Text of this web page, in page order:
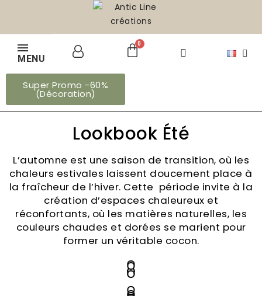
MENU
Super Promo -60%
(Décoration)
Lookbook Été
L’automne est une saison de transition, où les
chaleurs estivales laissent doucement place à
la fraîcheur de l’hiver. Cette période invite à la
création d’espaces chaleureux et
réconfortants, où les matières naturelles, les
couleurs chaudes et dorées se marient pour
former un véritable cocon.